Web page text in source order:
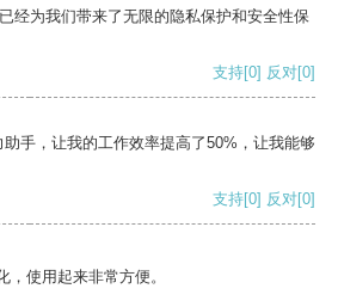
经为我们带来了无限的隐私保护和安全性保
支持[0] 反对[0]
手，让我的工作效率提高了50%，让我能够
支持[0] 反对[0]
使用起来非常方便。